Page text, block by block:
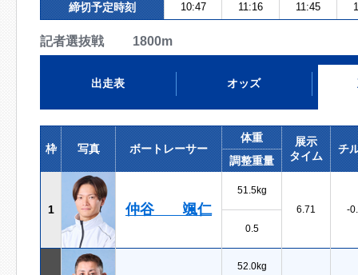
締切予定時刻 10:47 11:16 11:45
記者選抜戦 1800m
出走表 オッズ
枠 写真 ボートレーサー
体重
展示
タイム
チ
調整重量
1 仲谷 颯仁
51.5kg
6.71
-
0.5
52.0kg